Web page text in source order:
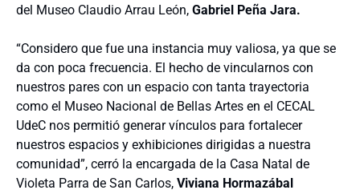
del Museo Claudio Arrau León, Gabriel Peña Jara.
“Considero que fue una instancia muy valiosa, ya que se
da con poca frecuencia. El hecho de vincularnos con
nuestros pares con un espacio con tanta trayectoria
como el Museo Nacional de Bellas Artes en el CECAL
UdeC nos permitió generar vínculos para fortalecer
nuestros espacios y exhibiciones dirigidas a nuestra
comunidad”, cerró la encargada de la Casa Natal de
Violeta Parra de San Carlos, Viviana Hormazábal